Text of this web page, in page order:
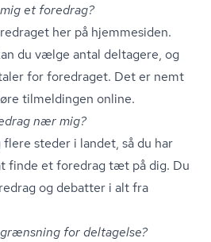
et foredrag?
her på hjemmesiden.
du vælge antal deltagere, og
for foredraget. Det er nemt
tilmeldingen online.
nær mig?
steder i landet, så du har
finde et foredrag tæt på dig. Du
og debatter i alt fra
for deltagelse?